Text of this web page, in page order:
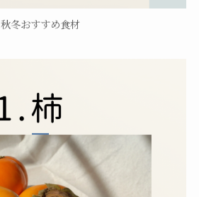
秋冬おすすめ食材